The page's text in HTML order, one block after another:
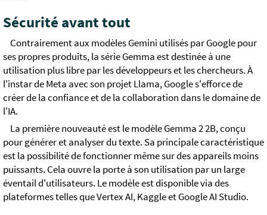
Sécurité avant tout
Contrairement aux modèles Gemini utilisés par Google pour
ses propres produits, la série Gemma est destinée à une
utilisation plus libre par les développeurs et les chercheurs. À
l'instar de Meta avec son projet Llama, Google s'efforce de
créer de la confiance et de la collaboration dans le domaine de
l'IA.
La première nouveauté est le modèle Gemma 2 2B, conçu
pour générer et analyser du texte. Sa principale caractéristique
est la possibilité de fonctionner même sur des appareils moins
puissants. Cela ouvre la porte à son utilisation par un large
éventail d'utilisateurs. Le modèle est disponible via des
plateformes telles que Vertex AI, Kaggle et Google AI Studio.